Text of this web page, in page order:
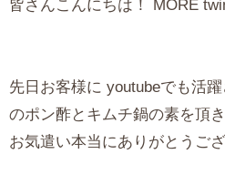
皆さんこんにちは！ MORE
先日お客様に youtubeでも活
のポン酢とキムチ鍋の素を頂
お気遣い本当にありがとうご